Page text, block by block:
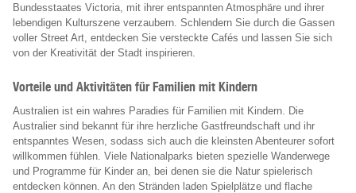
Bundesstaates Victoria, mit ihrer entspannten Atmosphäre und ihrer
lebendigen Kulturszene verzaubern. Schlendern Sie durch die Gassen
voller Street Art, entdecken Sie versteckte Cafés und lassen Sie sich
von der Kreativität der Stadt inspirieren.
Vorteile und Aktivitäten für Familien mit Kindern
Australien ist ein wahres Paradies für Familien mit Kindern. Die
Australier sind bekannt für ihre herzliche Gastfreundschaft und ihr
entspanntes Wesen, sodass sich auch die kleinsten Abenteurer sofort
willkommen fühlen. Viele Nationalparks bieten spezielle Wanderwege
und Programme für Kinder an, bei denen sie die Natur spielerisch
entdecken können. An den Stränden laden Spielplätze und flache